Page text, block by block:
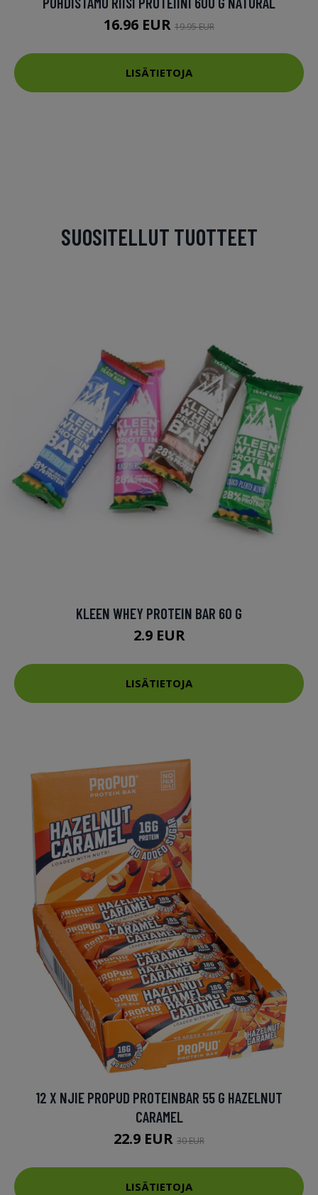
16.96 EUR 19.95 EUR
LISÄTIETOJA
SUOSITELLUT TUOTTEET
KLEEN WHEY PROTEIN BAR 60 G
2.9 EUR
LISÄTIETOJA
12 X NJIE PROPUD PROTEINBAR 55 G HAZELNUT
CARAMEL
22.9 EUR 30 EUR
LISÄTIETOJA